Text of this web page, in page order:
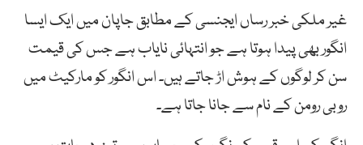
غیر ملکی خبر رساں ایجنسی کے مطابق جاپان میں ایک ایسا
انگور بھی پیدا ہوتا ہے جو انتہائی نایاب ہے جس کی قیمت
سن کر لوگوں کے ہوش اڑ جاتے ہیں۔ اس انگور کو مارکیٹ میں
روبی رومن کے نام سے جانا جاتا ہے۔